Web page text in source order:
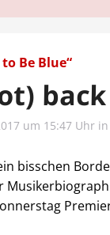
Be Blue“
back
um 15:47 Uhr
bisschen